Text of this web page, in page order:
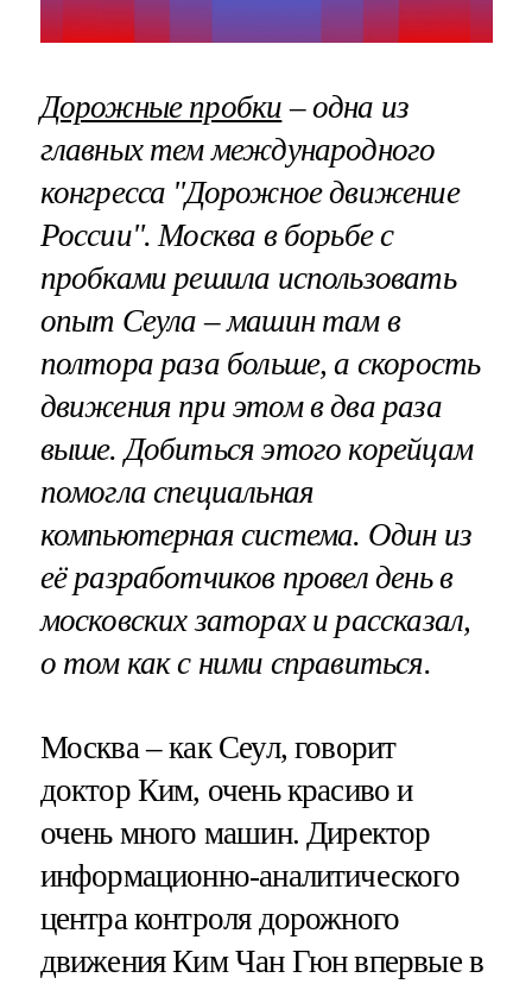
Дорожные пробки – одна из
главных тем международного
конгресса "Дорожное движение
России". Москва в борьбе с
пробками решила использовать
опыт Сеула – машин там в
полтора раза больше, а скорость
движения при этом в два раза
выше. Добиться этого корейцам
помогла специальная
компьютерная система. Один из
её разработчиков провел день в
московских заторах и рассказал,
о том как с ними справиться.
Москва – как Сеул, говорит
доктор Ким, очень красиво и
очень много машин. Директор
информационно-аналитического
центра контроля дорожного
движения Ким Чан Гюн впервые в